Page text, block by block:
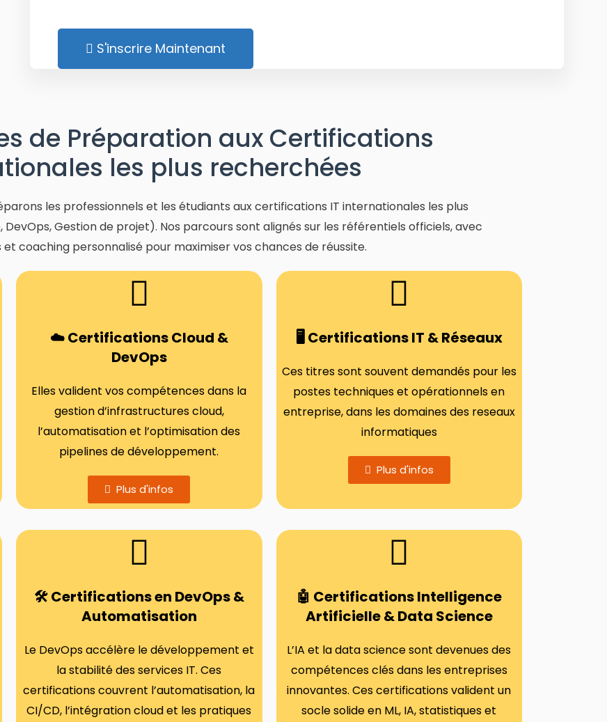
S'inscrire Maintenant
de Préparation aux Certifications
les plus recherchées
les professionnels et les étudiants aux certifications IT internationales les plus
DevOps, Gestion de projet). Nos parcours sont alignés sur les référentiels officiels, avec
coaching personnalisé pour maximiser vos chances de réussite.
☁️ Certifications Cloud &
DevOps
Elles valident vos compétences dans la
gestion d’infrastructures cloud,
l’automatisation et l’optimisation des
pipelines de développement.
Plus d'infos
🖥️ Certifications IT & Réseaux
Ces titres sont souvent demandés pour les
postes techniques et opérationnels en
entreprise, dans les domaines des reseaux
informatiques
Plus d'infos
🛠️ Certifications en DevOps &
Automatisation
Le DevOps accélère le développement et
la stabilité des services IT. Ces
certifications couvrent l’automatisation, la
CI/CD, l’intégration cloud et les pratiques
🤖 Certifications Intelligence
Artificielle & Data Science
L’IA et la data science sont devenues des
compétences clés dans les entreprises
innovantes. Ces certifications valident un
socle solide en ML, IA, statistiques et